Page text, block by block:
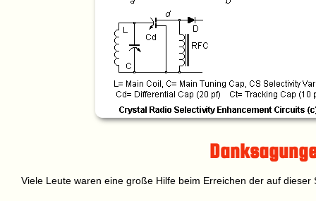
Viele Leute waren eine große Hilfe beim Erreichen der auf dieser